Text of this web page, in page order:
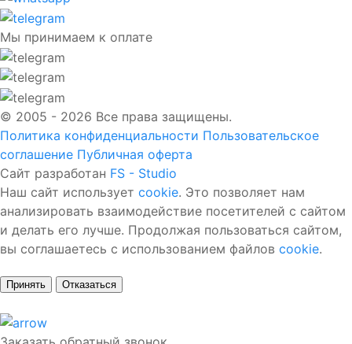
Мы принимаем к оплате
© 2005 - 2026 Все права защищены.
Политика конфиденциальности Пользовательское
соглашение Публичная оферта
Сайт разработан FS - Studio
Наш сайт использует cookie. Это позволяет нам
анализировать взаимодействие посетителей с сайтом
и делать его лучше. Продолжая пользоваться сайтом,
вы соглашаетесь с использованием файлов cookie.
Принять Отказаться